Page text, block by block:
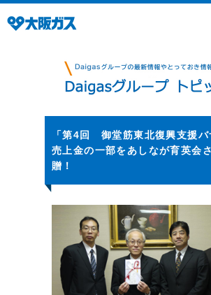
「第4回 御堂筋東北復興支援バ
売上金の一部をあしなが育英会
贈！